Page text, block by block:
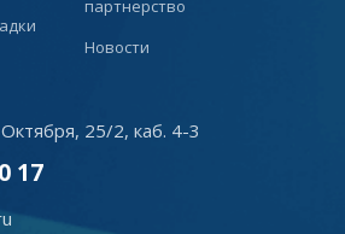
партнерство
Новости
25/2, каб. 4-3
17